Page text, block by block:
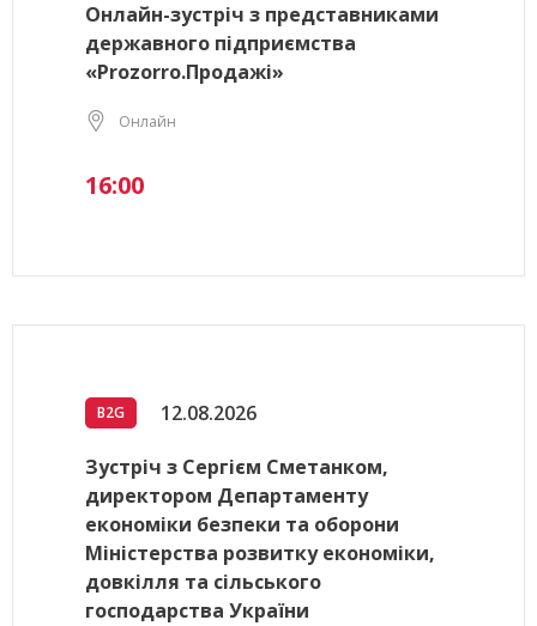
Онлайн-зустріч з представниками
державного підприємства
«Prozorro.Продажі»
Онлайн
16:00
B2G 12.08.2026
Зустріч з Сергієм Сметанком,
директором Департаменту
економіки безпеки та оборони
Міністерства розвитку економіки,
довкілля та сільського
господарства України